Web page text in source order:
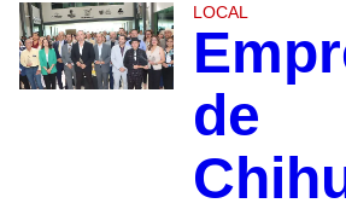
LOCAL
de